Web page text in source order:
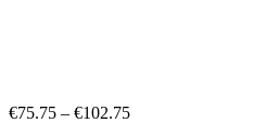
€75.75 – €102.75